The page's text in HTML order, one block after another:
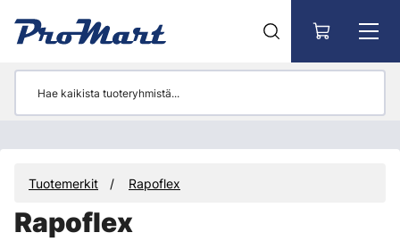
Tuotemerkit Rapoflex
Rapoflex